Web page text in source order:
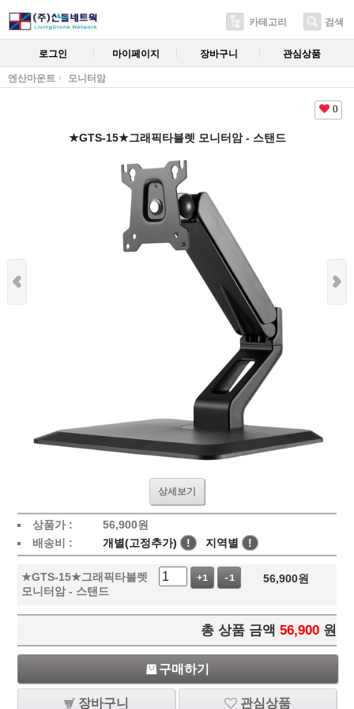
카테고리 검색
로그인 마이페이지 장바구니 관심상품
엔산마운트 모니터암
0
★GTS-15★그래픽타블렛 모니터암 - 스탠드
상세보기
상품가 : 56,900원
배송비 :
개별(고정추가) ! 지역별 !
★GTS-15★그래픽타블렛
모니터암 - 스탠드
+1 -1 56,900원
총 상품 금액 56,900 원
구매하기
장바구니 관심상품